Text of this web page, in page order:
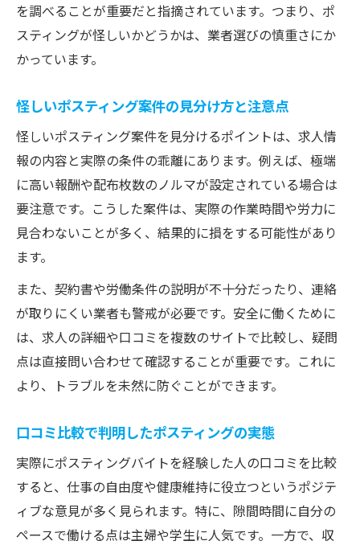
を調べることが重要だと指摘されています。つまり、ポ
スティングが怪しいかどうかは、業者選びの慎重さにか
かっています。
怪しいポスティング案件の見分け方と注意点
怪しいポスティング案件を見分けるポイントは、求人情
報の内容と実際の条件の乖離にあります。例えば、極端
に高い報酬や配布枚数のノルマが設定されている場合は
要注意です。こうした案件は、実際の作業時間や労力に
見合わないことが多く、結果的に損をする可能性があり
ます。
また、契約書や労働条件の説明が不十分だったり、連絡
が取りにくい業者も警戒が必要です。安全に働くために
は、求人の詳細や口コミを複数のサイトで比較し、疑問
点は直接問い合わせて確認することが重要です。これに
より、トラブルを未然に防ぐことができます。
口コミ比較で判明したポスティングの実態
実際にポスティングバイトを経験した人の口コミを比較
すると、仕事の自由度や健康維持に役立つというポジテ
ィブな意見が多く見られます。特に、隙間時間に自分の
ペースで働ける点は主婦や学生に人気です。一方で、収